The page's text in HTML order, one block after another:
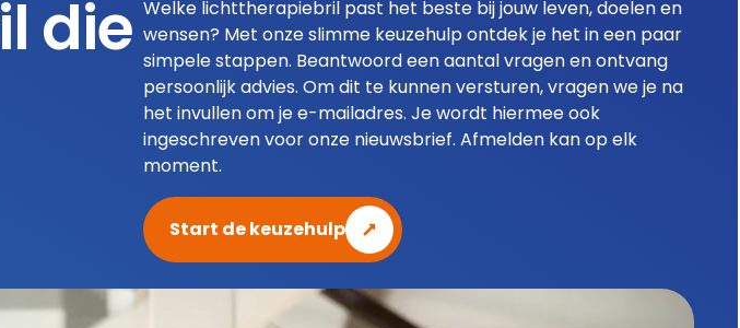
die Welke lichttherapiebril past het beste bij jouw leven, doelen en
wensen? Met onze slimme keuzehulp ontdek je het in een paar
simpele stappen. Beantwoord een aantal vragen en ontvang
persoonlijk advies. Om dit te kunnen versturen, vragen we je na
het invullen om je e-mailadres. Je wordt hiermee ook
ingeschreven voor onze nieuwsbrief. Afmelden kan op elk
moment.
Start de keuzehulp